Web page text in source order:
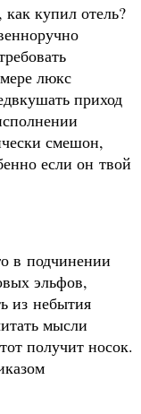
как купил отель?
люкс
приход
смешон,
если он твой
в подчинении
эльфов,
из небытия
мысли
получит носок.